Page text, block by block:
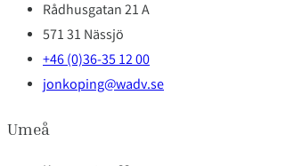
Rådhusgatan 21 A
571 31 Nässjö
+46 (0)36-35 12 00
jonkoping@wadv.se
Umeå